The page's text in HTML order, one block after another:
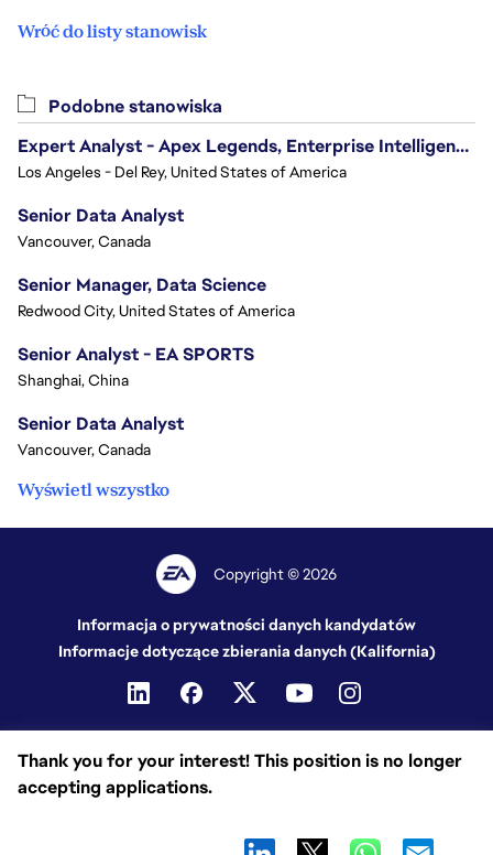
Wróć do listy stanowisk
Thank you for your interest! This position is no longer
accepting applications.
Podobne stanowiska
Expert Analyst - Apex Legends, Enterprise Intelligence (EI)
Los Angeles - Del Rey, United States of America
Senior Data Analyst
Vancouver, Canada
Senior Manager, Data Science
Redwood City, United States of America
Senior Analyst - EA SPORTS
Shanghai, China
Senior Data Analyst
Vancouver, Canada
Wyświetl wszystko
Copyright © 2026
Informacja o prywatności danych kandydatów
Informacje dotyczące zbierania danych (Kalifornia)